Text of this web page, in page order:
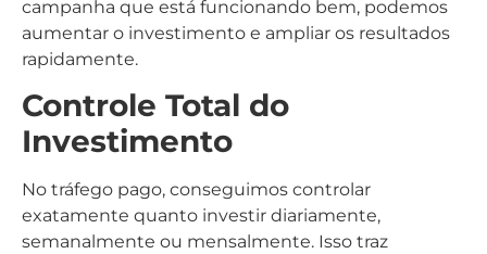
campanha que está funcionando bem, podemos
aumentar o investimento e ampliar os resultados
rapidamente.
Controle Total do
Investimento
No tráfego pago, conseguimos controlar
exatamente quanto investir diariamente,
semanalmente ou mensalmente. Isso traz